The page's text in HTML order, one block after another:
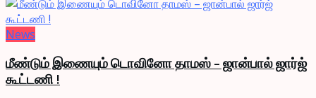
News
மீண்டும் இணையும் டொவினோ தாமஸ் – ஜான்பால் ஜார்ஜ்
கூட்டணி !